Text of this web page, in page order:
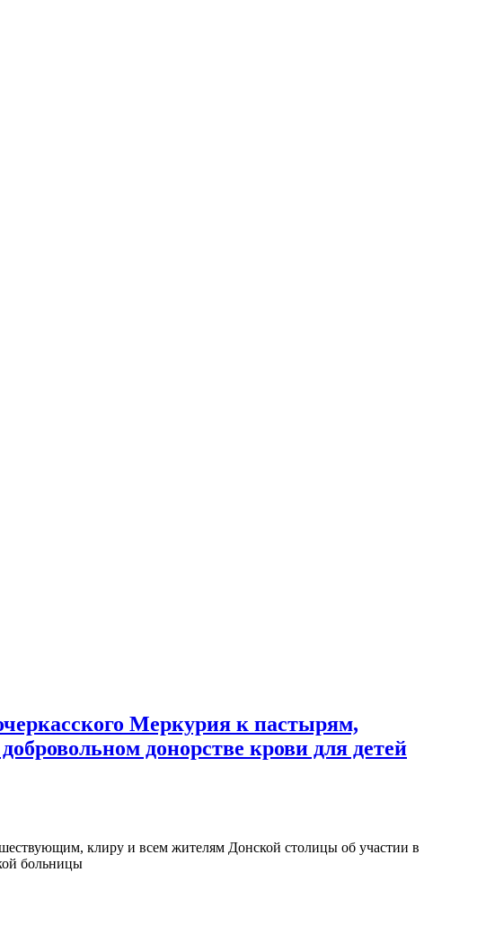
Меркурия к пастырям,
донорстве крови для детей
клиру и всем жителям Донской столицы об участии в
больницы